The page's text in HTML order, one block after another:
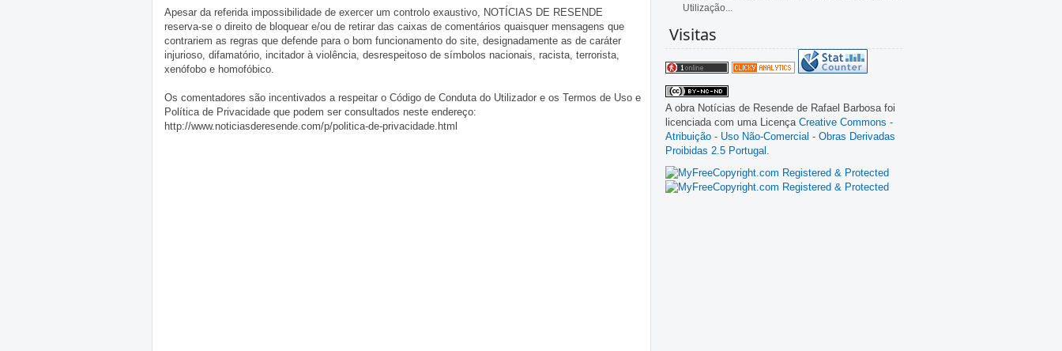
Apesar da referida impossibilidade de exercer um controlo exaustivo, NOTÍCIAS DE RESENDE
reserva-se o direito de bloquear e/ou de retirar das caixas de comentários quaisquer mensagens que
contrariem as regras que defende para o bom funcionamento do site, designadamente as de caráter
injurioso, difamatório, incitador à violência, desrespeitoso de símbolos nacionais, racista, terrorista,
xenófobo e homofóbico.
Os comentadores são incentivados a respeitar o Código de Conduta do Utilizador e os Termos de Uso e
Política de Privacidade que podem ser consultados neste endereço:
http://www.noticiasderesende.com/p/politica-de-privacidade.html
Utilização...
Visitas
A obra Notícias de Resende de Rafael Barbosa foi
licenciada com uma Licença Creative Commons -
Atribuição - Uso Não-Comercial - Obras Derivadas
Proibidas 2.5 Portugal